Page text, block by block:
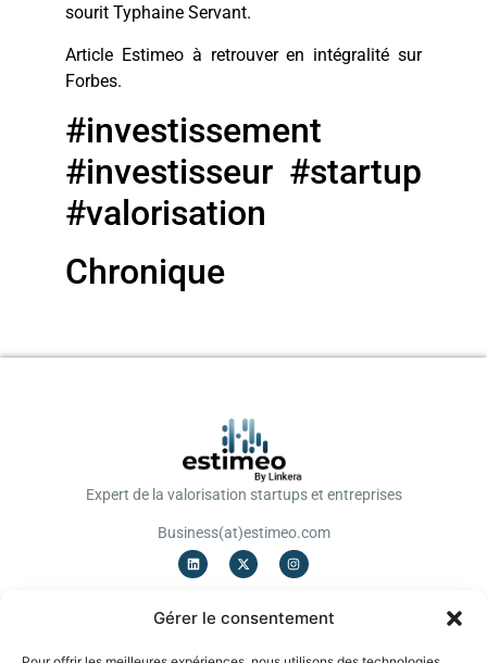
Gérer le consentement
sourit Typhaine Servant.
Article Estimeo à retrouver en intégralité sur
Forbes.
#investissement
#investisseur #startup
#valorisation
Chronique
Expert de la valorisation startups et entreprises
Business(at)estimeo.com